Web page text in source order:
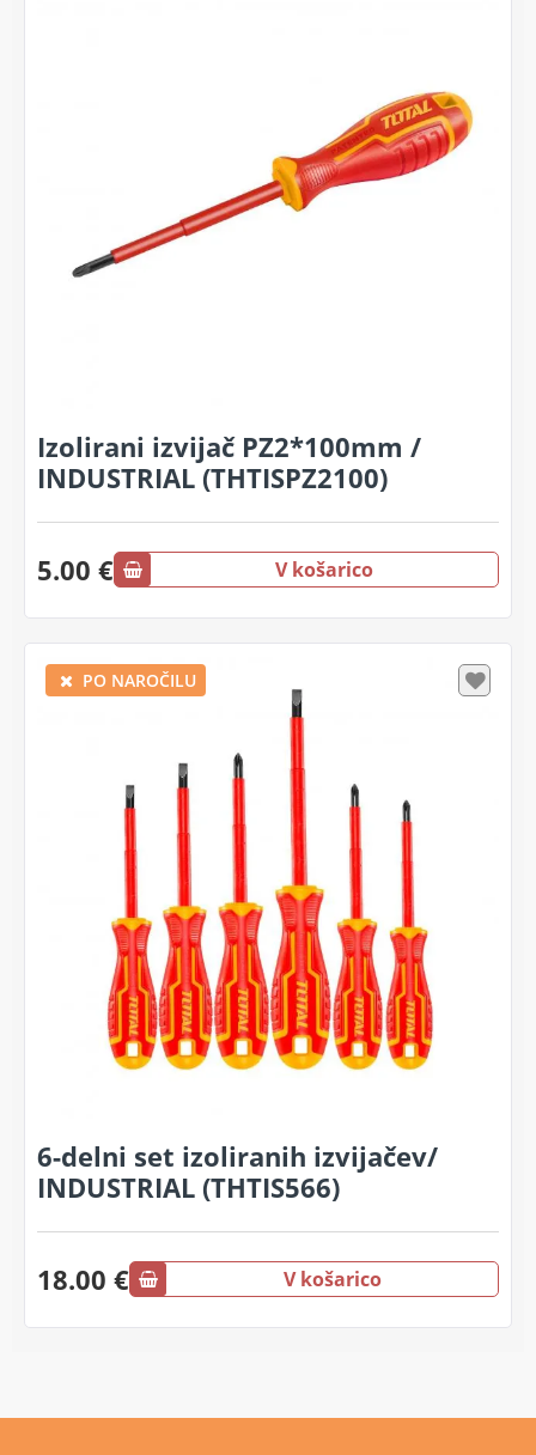
Izolirani izvijač PZ2*100mm /
INDUSTRIAL (THTISPZ2100)
5.00 € V košarico
PO NAROČILU
6-delni set izoliranih izvijačev/
INDUSTRIAL (THTIS566)
18.00 € V košarico